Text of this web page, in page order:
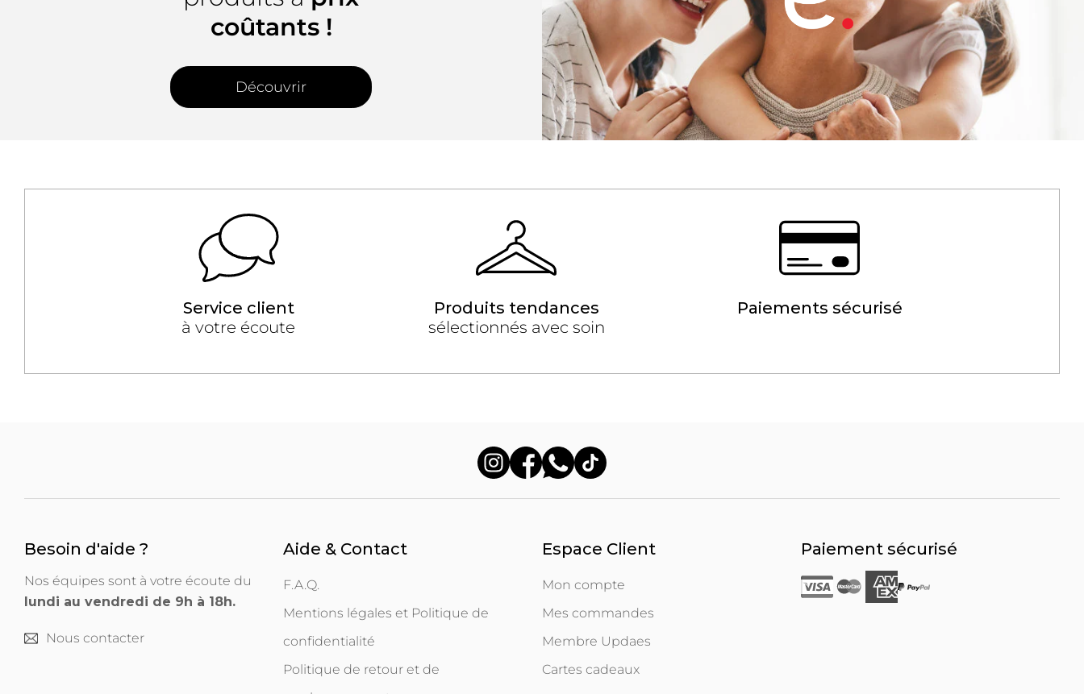
coûtants !
Découvrir
Service client
à votre écoute
Produits tendances
sélectionnés avec soin
Paiements sécurisé
Besoin d'aide ?
Nos équipes sont à votre écoute du
lundi au vendredi de 9h à 18h.
Nous contacter
Aide & Contact
F.A.Q.
Mentions légales et Politique de
confidentialité
Politique de retour et de
Espace Client
Mon compte
Mes commandes
Membre Updaes
Cartes cadeaux
Paiement sécurisé